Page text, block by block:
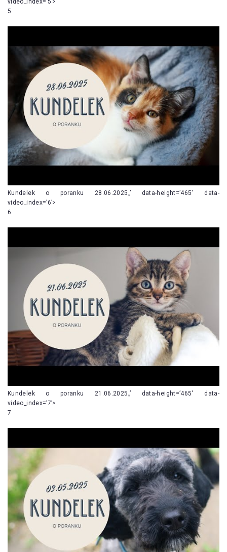
video_index=’5’>
5
Kundelek o poranku 28.06.2025„’ data-height=’465′ data-
video_index=’6’>
6
Kundelek o poranku 21.06.2025„’ data-height=’465′ data-
video_index=’7’>
7